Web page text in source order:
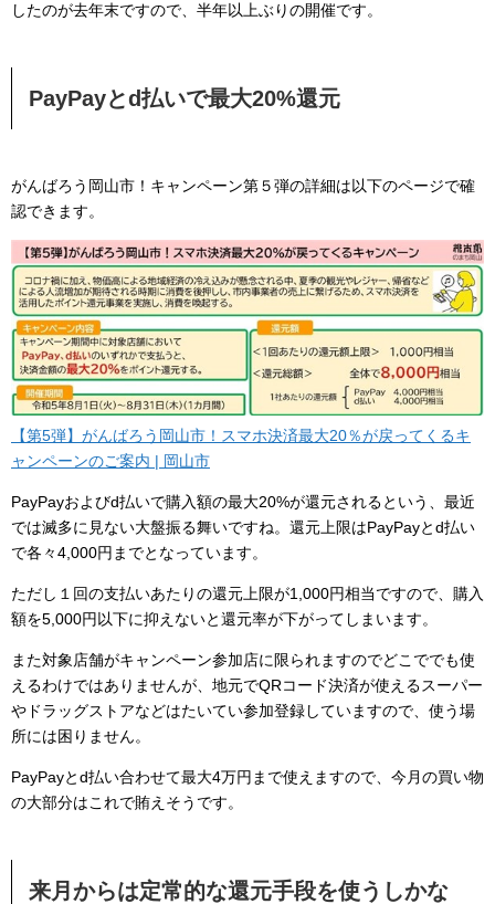
したのが去年末ですので、半年以上ぶりの開催です。
PayPayとd払いで最大20%還元
がんばろう岡山市！キャンペーン第５弾の詳細は以下のページで確
認できます。
【第5弾】がんばろう岡山市！スマホ決済最大20％が戻ってくるキ
ャンペーンのご案内 | 岡山市
PayPayおよびd払いで購入額の最大20%が還元されるという、最近
では滅多に見ない大盤振る舞いですね。還元上限はPayPayとd払い
で各々4,000円までとなっています。
ただし１回の支払いあたりの還元上限が1,000円相当ですので、購入
額を5,000円以下に抑えないと還元率が下がってしまいます。
また対象店舗がキャンペーン参加店に限られますのでどこででも使
えるわけではありませんが、地元でQRコード決済が使えるスーパー
やドラッグストアなどはたいてい参加登録していますので、使う場
所には困りません。
PayPayとd払い合わせて最大4万円まで使えますので、今月の買い物
の大部分はこれで賄えそうです。
来月からは定常的な還元手段を使うしかな